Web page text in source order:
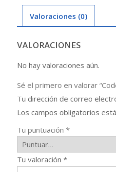
cantidad
Valoraciones (0)
VALORACIONES
No hay valoraciones aún.
Sé el primero en valorar
Tu dirección de correo
Los campos obligatorios
Tu puntuación *
Tu valoración *